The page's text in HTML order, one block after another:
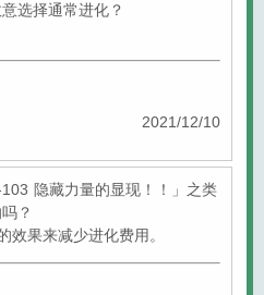
选择通常进化？
2021/12/10
隐藏力量的显现！！」之类
？
效果来减少进化费用。